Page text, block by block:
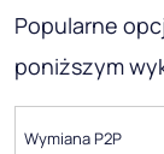
Popularne
poniższym
Wymiana P2P